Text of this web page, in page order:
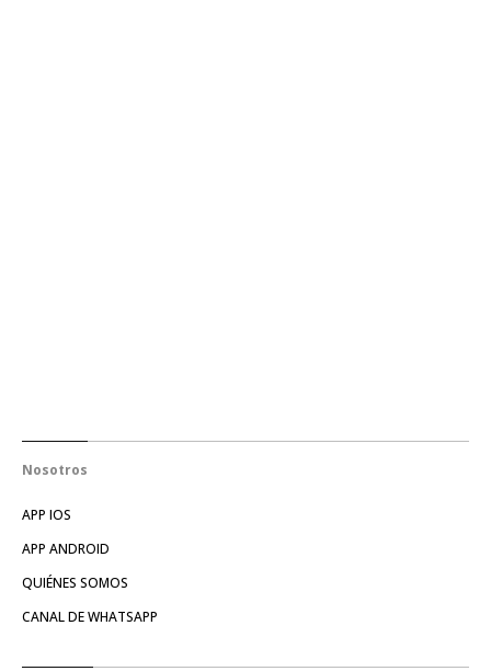
Nosotros
APP IOS
APP ANDROID
QUIÉNES SOMOS
CANAL DE WHATSAPP